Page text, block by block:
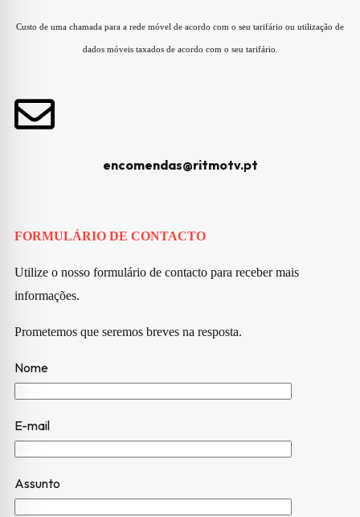
Custo de uma chamada para a rede móvel de acordo com o seu tarifário ou utilização de
dados móveis taxados de acordo com o seu tarifário.
encomendas@ritmotv.pt
FORMULÁRIO DE CONTACTO
Utilize o nosso formulário de contacto para receber mais
informações.
Prometemos que seremos breves na resposta.
Nome
E-mail
Assunto